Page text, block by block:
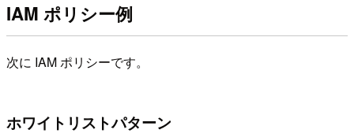
IAM ポリシー例
次に IAM ポリシーです。
ホワイトリストパターン